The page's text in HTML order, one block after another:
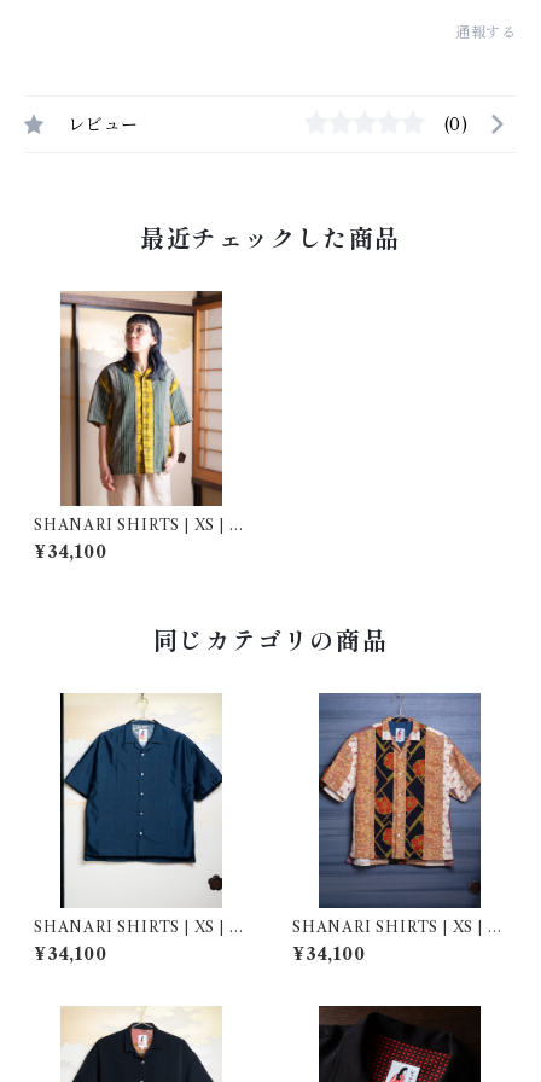
通報する
レビュー (0)
最近チェックした商品
SHANARI SHIRTS | XS | 25
3018
¥34,100
同じカテゴリの商品
SHANARI SHIRTS | XS | 2
64056
¥34,100
SHANARI SHIRTS | XS | 2
63058
¥34,100